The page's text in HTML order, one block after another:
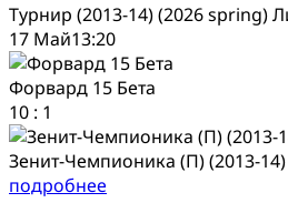
Турнир (2013-14) (2026 spring)
17 Май13:20
Форвард 15 Бета
10 : 1
Зенит-Чемпионика (П) (2013-14)
подробнее